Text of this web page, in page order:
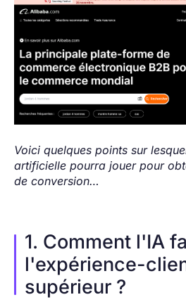
Voici quelques points sur
artificielle pourra jouer pour
de conversion…
1. Comment l'IA
l'expérience-
supérieur ?